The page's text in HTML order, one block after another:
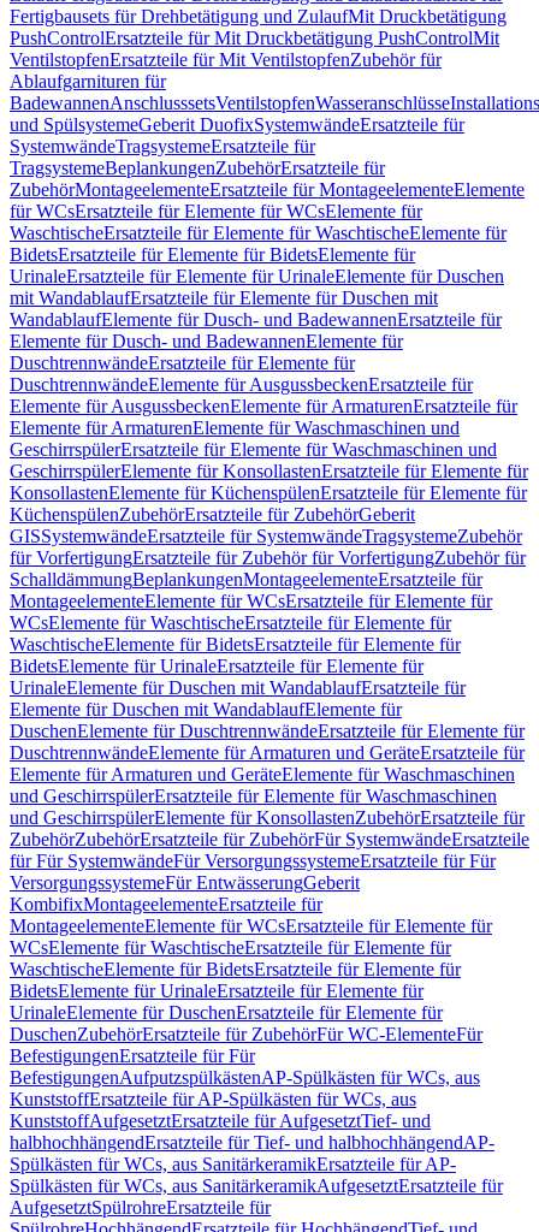
Fertigbausets für Drehbetätigung und ZulaufMit Druckbetätigung
PushControlErsatzteile für Mit Druckbetätigung PushControlMit
VentilstopfenErsatzteile für Mit VentilstopfenZubehör für
Ablaufgarnituren für
BadewannenAnschlusssetsVentilstopfenWasseranschlüsse
und SpülsystemeGeberit DuofixSystemwändeErsatzteile für
SystemwändeTragsystemeErsatzteile für
TragsystemeBeplankungenZubehörErsatzteile für
ZubehörMontageelementeErsatzteile für MontageelementeElemente
für WCsErsatzteile für Elemente für WCsElemente für
WaschtischeErsatzteile für Elemente für WaschtischeElemente für
BidetsErsatzteile für Elemente für BidetsElemente für
UrinaleErsatzteile für Elemente für UrinaleElemente für Duschen
mit WandablaufErsatzteile für Elemente für Duschen mit
WandablaufElemente für Dusch- und BadewannenErsatzteile für
Elemente für Dusch- und BadewannenElemente für
DuschtrennwändeErsatzteile für Elemente für
DuschtrennwändeElemente für AusgussbeckenErsatzteile für
Elemente für AusgussbeckenElemente für ArmaturenErsatzteile für
Elemente für ArmaturenElemente für Waschmaschinen und
GeschirrspülerErsatzteile für Elemente für Waschmaschinen und
GeschirrspülerElemente für KonsollastenErsatzteile für Elemente für
KonsollastenElemente für KüchenspülenErsatzteile für Elemente für
KüchenspülenZubehörErsatzteile für ZubehörGeberit
GISSystemwändeErsatzteile für SystemwändeTragsystemeZubehör
für VorfertigungErsatzteile für Zubehör für VorfertigungZubehör für
SchalldämmungBeplankungenMontageelementeErsatzteile für
MontageelementeElemente für WCsErsatzteile für Elemente für
WCsElemente für WaschtischeErsatzteile für Elemente für
WaschtischeElemente für BidetsErsatzteile für Elemente für
BidetsElemente für UrinaleErsatzteile für Elemente für
UrinaleElemente für Duschen mit WandablaufErsatzteile für
Elemente für Duschen mit WandablaufElemente für
DuschenElemente für DuschtrennwändeErsatzteile für Elemente für
DuschtrennwändeElemente für Armaturen und GeräteErsatzteile für
Elemente für Armaturen und GeräteElemente für Waschmaschinen
und GeschirrspülerErsatzteile für Elemente für Waschmaschinen
und GeschirrspülerElemente für KonsollastenZubehörErsatzteile für
ZubehörZubehörErsatzteile für ZubehörFür SystemwändeErsatzteile
für Für SystemwändeFür VersorgungssystemeErsatzteile für Für
VersorgungssystemeFür EntwässerungGeberit
KombifixMontageelementeErsatzteile für
MontageelementeElemente für WCsErsatzteile für Elemente für
WCsElemente für WaschtischeErsatzteile für Elemente für
WaschtischeElemente für BidetsErsatzteile für Elemente für
BidetsElemente für UrinaleErsatzteile für Elemente für
UrinaleElemente für DuschenErsatzteile für Elemente für
DuschenZubehörErsatzteile für ZubehörFür WC-ElementeFür
BefestigungenErsatzteile für Für
BefestigungenAufputzspülkästenAP-Spülkästen für WCs, aus
KunststoffErsatzteile für AP-Spülkästen für WCs, aus
KunststoffAufgesetztErsatzteile für AufgesetztTief- und
halbhochhängendErsatzteile für Tief- und halbhochhängendAP-
Spülkästen für WCs, aus SanitärkeramikErsatzteile für AP-
Spülkästen für WCs, aus SanitärkeramikAufgesetztErsatzteile für
AufgesetztSpülrohreErsatzteile für